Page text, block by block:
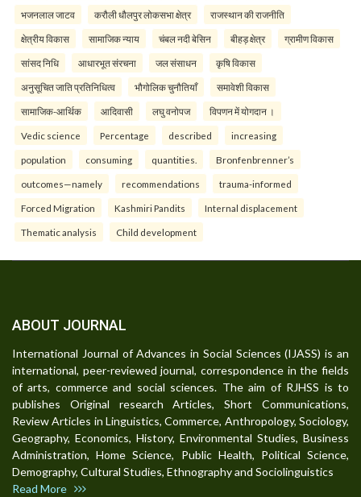
भजनलाल जाटव करौली धौलपुर लोकसभा क्षेत्र राजस्थान की राजनीति
क्षेत्रीय विकास सामाजिक न्याय चंबल नदी बेसिन बीहड़ क्षेत्र ग्रामीण विकास
सांसद निधि आधारभूत संरचना जल संसाधन कृषि विकास
अनुसूचित जाति प्रतिनिधित्व भौगोलिक चुनौतियाँ समावेशी विकास
सामाजिक-आर्थिक आदिवासी लघु वनोपज विपणन में योगदान ।
Vedic science Percentage described increasing
population consuming quantities. Bronfenbrenner’s
outcomes—namely recommendations trauma-informed
Forced Migration Kashmiri Pandits Internal displacement
Thematic analysis Child development
ABOUT JOURNAL
International Journal of Advances in Social Sciences (IJASS) is an
international, peer-reviewed journal, correspondence in the fields
of arts, commerce and social sciences. The aim of RJHSS is to
publishes Original research Articles, Short Communications,
Review Articles in Linguistics, Commerce, Anthropology, Sociology,
Geography, Economics, History, Environmental Studies, Business
Administration, Home Science, Public Health, Political Science,
Demography, Cultural Studies, Ethnography and Sociolinguistics
Read More